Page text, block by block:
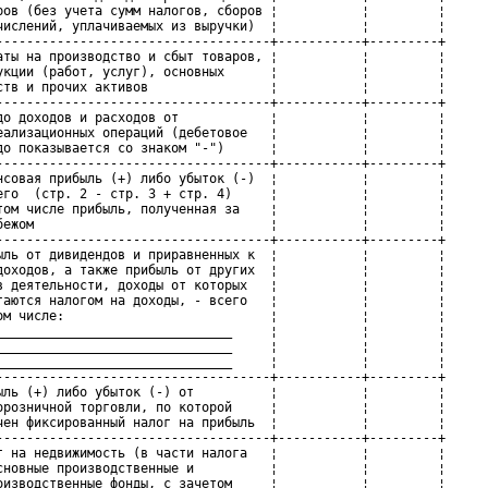
(без учета сумм налогов, сборов ¦           ¦         ¦
уплачиваемых из выручки)  ¦           ¦         ¦
+-----------+---------+
на производство и сбыт товаров, ¦           ¦         ¦
(работ, услуг), основных      ¦           ¦         ¦
и прочих активов                ¦           ¦         ¦
+-----------+---------+
доходов и расходов от            ¦           ¦         ¦
операций (дебетовое   ¦           ¦         ¦
показывается со знаком "-")      ¦           ¦         ¦
+-----------+---------+
прибыль (+) либо убыток (-)  ¦           ¦         ¦
(стр. 2 - стр. 3 + стр. 4)     ¦           ¦         ¦
числе прибыль, полученная за    ¦           ¦         ¦
¦           ¦         ¦
+-----------+---------+
от дивидендов и приравненных к  ¦           ¦         ¦
а также прибыль от других  ¦           ¦         ¦
деятельности, доходы от которых   ¦           ¦         ¦
налогом на доходы, - всего   ¦           ¦         ¦
числе:                           ¦           ¦         ¦
¦           ¦         ¦
¦           ¦         ¦
¦           ¦         ¦
+-----------+---------+
(+) либо убыток (-) от          ¦           ¦         ¦
торговли, по которой     ¦           ¦         ¦
фиксированный налог на прибыль  ¦           ¦         ¦
+-----------+---------+
на недвижимость (в части налога   ¦           ¦         ¦
производственные и          ¦           ¦         ¦
фонды, с зачетом     ¦           ¦         ¦